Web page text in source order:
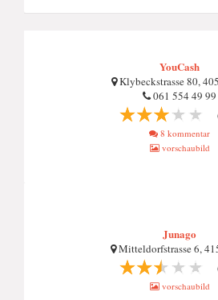
YouCash
Klybeckstrasse 80,
061 554 49 99
8 kommentar
vorschaubild
Junago
Mitteldorfstrasse 6,
vorschaubild